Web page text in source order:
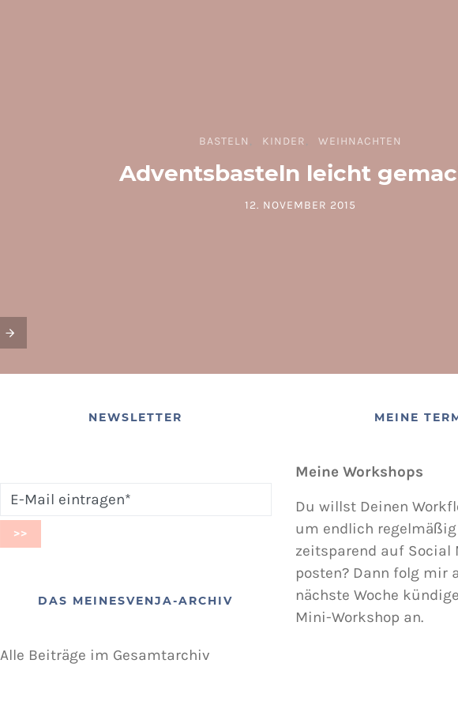
BASTELN KINDER WEIHNACHTEN
Adventsbasteln leicht
POSTED ON
12. NOVEMBER 2015
NEWSLETTER
DAS MEINESVENJA-ARCHIV
Alle Beiträge im Gesamtarchiv
MEINE
Meine Workshops
Du willst Deinen
um endlich
zeitsparend auf Social
posten? Dann folg mir
nächste Woche
Mini-Workshop an.